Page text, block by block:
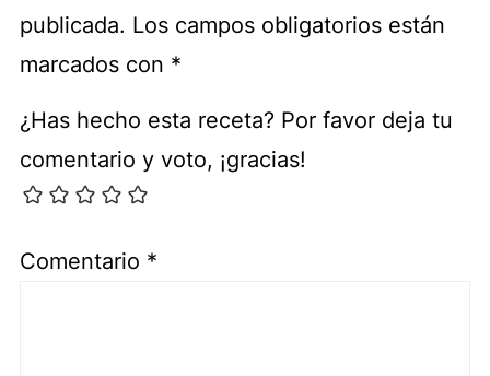
publicada. Los campos obligatorios están
marcados con *
¿Has hecho esta receta? Por favor deja tu
comentario y voto, ¡gracias!
Comentario *